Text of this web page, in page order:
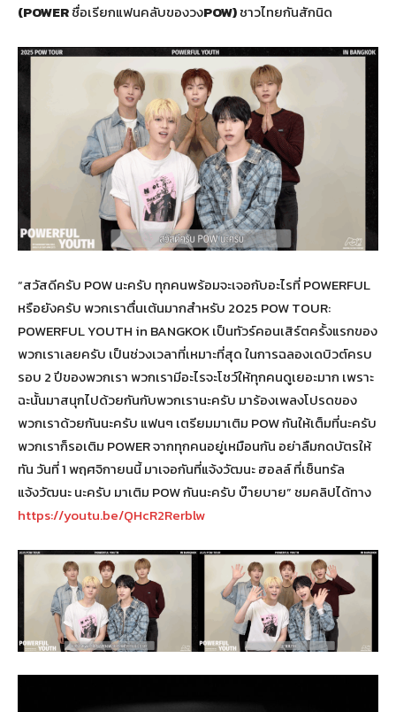
(POWERชื่อเรียกแฟนคลับของวงPOW)ชาวไทยกันสักนิด
“สวัสดีครับ POW นะครับ ทุกคนพร้อมจะเจอกับอะไรที่ POWERFUL
หรือยังครับ พวกเราตื่นเต้นมากสำหรับ 2025 POW TOUR:
POWERFUL YOUTH in BANGKOK เป็นทัวร์คอนเสิร์ตครั้งแรกของ
พวกเราเลยครับ เป็นช่วงเวลาที่เหมาะที่สุด ในการฉลองเดบิวต์ครบ
รอบ 2 ปีของพวกเรา พวกเรามีอะไรจะโชว์ให้ทุกคนดูเยอะมาก เพราะ
ฉะนั้นมาสนุกไปด้วยกันกับพวกเรานะครับ มาร้องเพลงโปรดของ
พวกเราด้วยกันนะครับ แฟนๆ เตรียมมาเติม POW กันให้เต็มที่นะครับ
พวกเราก็รอเติม POWER จากทุกคนอยู่เหมือนกัน อย่าลืมกดบัตรให้
ทัน วันที่ 1 พฤศจิกายนนี้ มาเจอกันที่แจ้งวัฒนะ ฮอลล์ ที่เซ็นทรัล
แจ้งวัฒนะ นะครับ มาเติม POW กันนะครับ บ๊ายบาย” ชมคลิปได้ทาง
https://youtu.be/QHcR2Rerblw